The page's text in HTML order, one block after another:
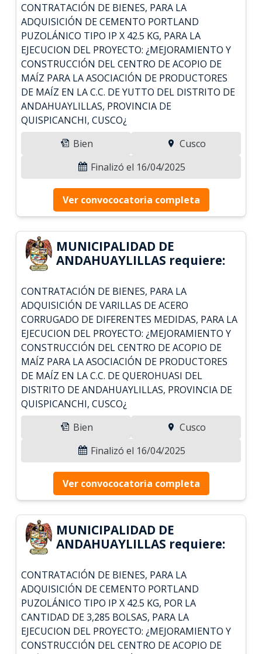
CONTRATACIÓN DE BIENES, PARA LA
ADQUISICIÓN DE CEMENTO PORTLAND
PUZOLÁNICO TIPO IP X 42.5 KG, PARA LA
EJECUCION DEL PROYECTO: ¿MEJORAMIENTO Y
CONSTRUCCIÓN DEL CENTRO DE ACOPIO DE
MAÍZ PARA LA ASOCIACIÓN DE PRODUCTORES
DE MAÍZ EN LA C.C. DE YUTTO DEL DISTRITO DE
ANDAHUAYLILLAS, PROVINCIA DE
QUISPICANCHI, CUSCO¿
Bien
Cusco
Finalizó el 16/04/2025
Ver convococatoria completa
MUNICIPALIDAD DE
ANDAHUAYLILLAS requiere:
CONTRATACIÓN DE BIENES, PARA LA
ADQUISICIÓN DE VARILLAS DE ACERO
CORRUGADO DE DIFERENTES MEDIDAS, PARA LA
EJECUCION DEL PROYECTO: ¿MEJORAMIENTO Y
CONSTRUCCIÓN DEL CENTRO DE ACOPIO DE
MAÍZ PARA LA ASOCIACIÓN DE PRODUCTORES
DE MAÍZ EN LA C.C. DE QUEROHUASI DEL
DISTRITO DE ANDAHUAYLILLAS, PROVINCIA DE
QUISPICANCHI, CUSCO¿
Bien
Cusco
Finalizó el 16/04/2025
Ver convococatoria completa
MUNICIPALIDAD DE
ANDAHUAYLILLAS requiere:
CONTRATACIÓN DE BIENES, PARA LA
ADQUISICIÓN DE CEMENTO PORTLAND
PUZOLÁNICO TIPO IP X 42.5 KG, POR LA
CANTIDAD DE 3,285 BOLSAS, PARA LA
EJECUCION DEL PROYECTO: ¿MEJORAMIENTO Y
CONSTRUCCIÓN DEL CENTRO DE ACOPIO DE